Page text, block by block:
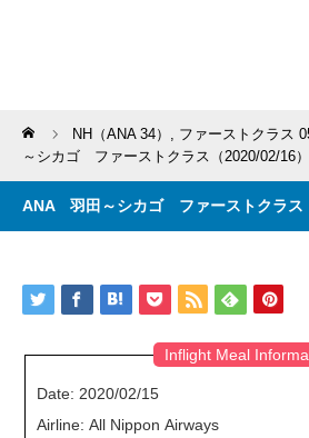
Home NH（ANA 34） , ファーストクラス
～シカゴ ファーストクラス（2020/02/16）
ANA 羽田～シカゴ ファーストクラス
Inflight Meal
Date: 2020/02/15
Airline: All Nippon Airways